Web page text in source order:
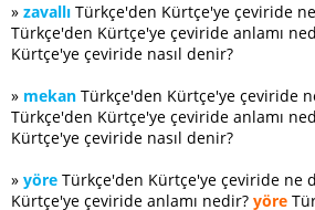
» zavallı Türkçe'den Kürtçe'ye çeviride
Türkçe'den Kürtçe'ye çeviride anlamı
Kürtçe'ye çeviride nasıl denir?
» mekan Türkçe'den Kürtçe'ye çeviride
Türkçe'den Kürtçe'ye çeviride anlamı
Kürtçe'ye çeviride nasıl denir?
» yöre Türkçe'den Kürtçe'ye çeviride ne
Kürtçe'ye çeviride anlamı nedir? yöre